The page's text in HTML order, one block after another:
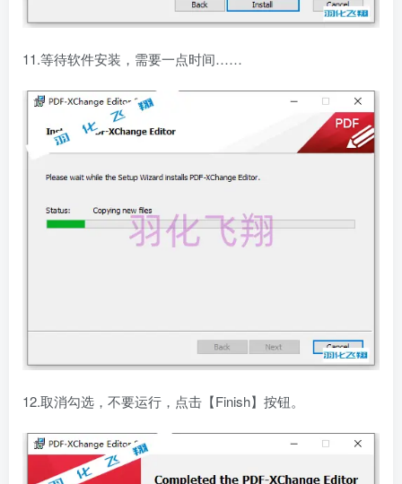
11.等待软件安装，需要一点时间……
12.取消勾选，不要运行，点击【Finish】按钮。